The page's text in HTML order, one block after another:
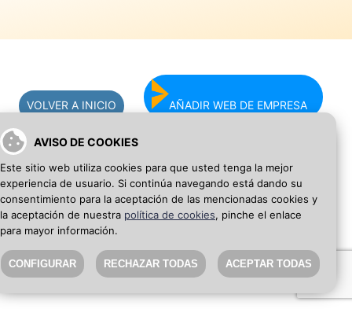
AVISO DE COOKIES
Este sitio web utiliza cookies para que usted tenga la mejor
experiencia de usuario. Si continúa navegando está dando su
consentimiento para la aceptación de las mencionadas cookies y
la aceptación de nuestra política de cookies, pinche el enlace
para mayor información.
CONFIGURAR RECHAZAR TODAS ACEPTAR TODAS
VOLVER A INICIO AÑADIR WEB DE EMPRESA